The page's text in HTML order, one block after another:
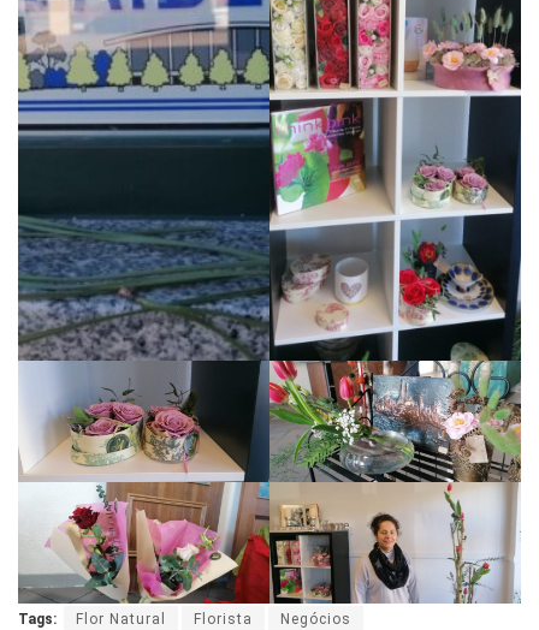
Tags: Flor Natural Florista Negócios